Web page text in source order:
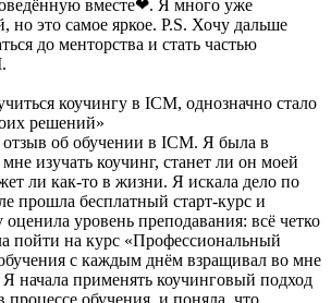
вместе❤. Я много уже
но это самое яркое. P.S. Хочу дальше
до менторства и стать частью
коучингу в ICM, однозначно стало
решений»
отзыв об обучении в ICM. Я была в
изучать коучинг, станет ли он моей
ли как-то в жизни. Я искала дело по
прошла бесплатный старт-курс и
оценила уровень преподавания: всё четко
пойти на курс «Профессиональный
с каждым днём взращивал во мне
Я начала применять коучинговый подход